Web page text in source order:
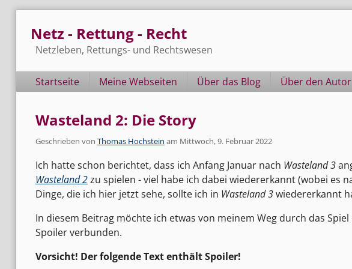
Netz - Rettung - Recht
Netzleben, Rettungs- und Rechtswesen
Navigation
Startseite Meine Webseiten Über das Blog Über den Autor
Wasteland 2: Die Story
Geschrieben von Thomas Hochstein am Mittwoch, 9. Februar 2022
Ich hatte schon berichtet, dass ich Anfang Januar nach Wasteland 3
Wasteland 2zu spielen - viel habe ich dabei wiedererkannt (wobei es
Dinge, die ich hier jetzt sehe, sollte ich in Wasteland 3wiedererkannt
In diesem Beitrag möchte ich etwas von meinem Weg durch das
Spoiler verbunden.
Vorsicht! Der folgende Text enthält Spoiler!